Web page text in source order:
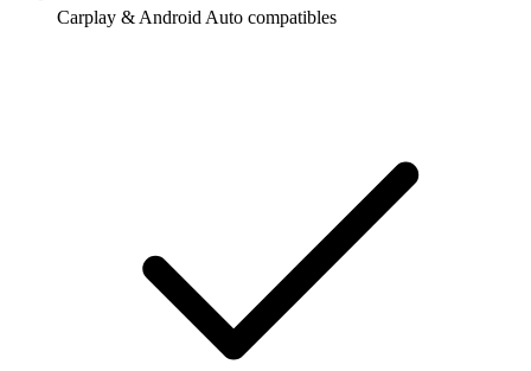
Carplay & Android Auto compatibles